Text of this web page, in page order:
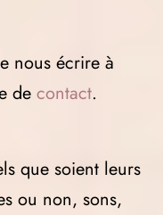
nous écrire à
de contact.
que soient leurs
ou non, sons,